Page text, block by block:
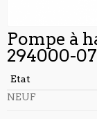
Pompe à
294000-
Etat
NEUF